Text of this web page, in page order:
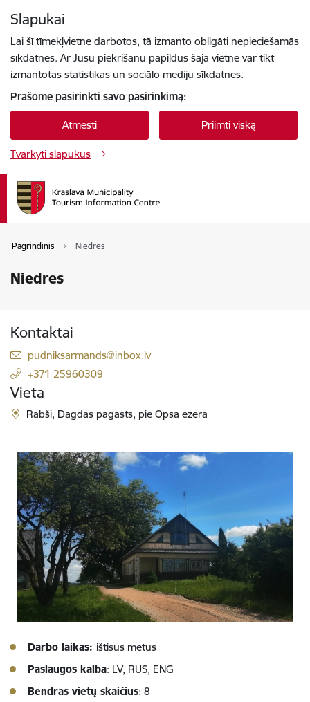
Slapukai
Lai šī tīmekļvietne darbotos, tā izmanto obligāti nepieciešamās
sīkdatnes. Ar Jūsu piekrišanu papildus šajā vietnē var tikt
izmantotas statistikas un sociālo mediju sīkdatnes.
Prašome pasirinkti savo pasirinkimą:
Atmesti Priimti viską
Tvarkyti slapukus
Pagrindinis Niedres
Niedres
Kontaktai
El. paštas:
pudniksarmands@inbox.lv
+371 25960309
Vieta
Rabši, Dagdas pagasts, pie Opsa ezera
Darbo laikas: ištisus metus
Paslaugos kalba: LV, RUS, ENG
Bendras vietų skaičius: 8